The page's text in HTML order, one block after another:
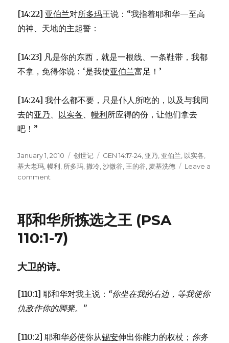
[14:22] 亚伯兰对所多玛王说：“我指着耶和华—至高
的神、天地的主起誓：
[14:23] 凡是你的东西，就是一根线、一条鞋带，我都
不拿，免得你说：‘是我使亚伯兰富足！’
[14:24] 我什么都不要，只是仆人所吃的，以及与我同
去的亚乃、 以实各、幔利所应得的份，让他们拿去
吧！”
Posted
on
January 1, 2010 Categories
创世记 Tags
GEN 14:17-24 亚乃 亚伯兰 以实各
基大老玛 ,幔利 所多玛 ,撒冷 ,沙微谷 王的谷 麦基洗德
Leave a
comment
德
福
伯
兰
14:17-
24)
耶和华所拣选之王 (PSA
110:1-7)
大卫的诗。
[110:1] 耶和华对我主说： “你坐在我的右边， 等我使你
仇敌作你的脚凳。”
[110:2] 耶和华必使你从锡安伸出你能力的权杖； 你务